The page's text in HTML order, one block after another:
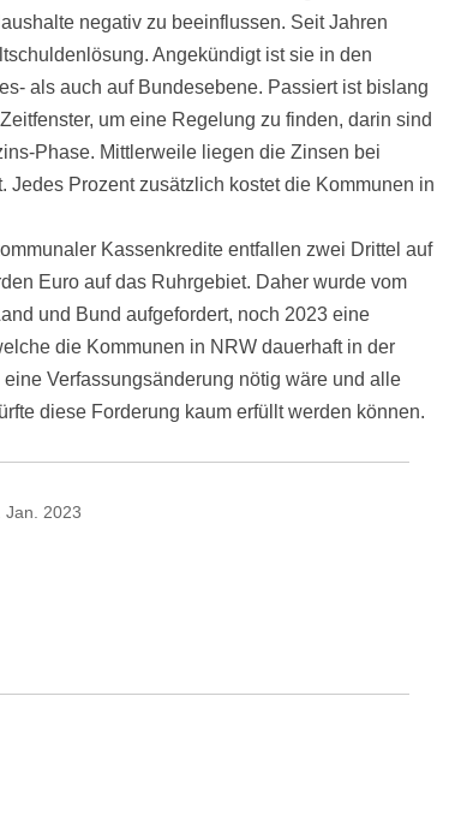
negativ zu beeinflussen. Seit Jahren
Angekündigt ist sie in den
als auch auf Bundesebene. Passiert ist bislang
um eine Regelung zu finden, darin sind
Phase. Mittlerweile liegen die Zinsen bei
Jedes Prozent zusätzlich kostet die Kommunen in
Kassenkredite entfallen zwei Drittel auf
Euro auf das Ruhrgebiet. Daher wurde vom
und Bund aufgefordert, noch 2023 eine
die Kommunen in NRW dauerhaft in der
Verfassungsänderung nötig wäre und alle
diese Forderung kaum erfüllt werden können.
Jan. 2023